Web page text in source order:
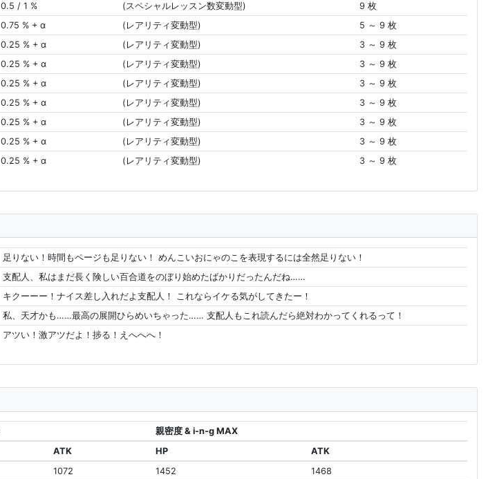
0.5 / 1 % (スペシャルレッスン数変動型)
9 枚
0.75 % + α (レアリティ変動型)
5 ～ 9 枚
0.25 % + α (レアリティ変動型)
3 ～ 9 枚
0.25 % + α (レアリティ変動型)
3 ～ 9 枚
0.25 % + α (レアリティ変動型)
3 ～ 9 枚
0.25 % + α (レアリティ変動型)
3 ～ 9 枚
0.25 % + α (レアリティ変動型)
3 ～ 9 枚
0.25 % + α (レアリティ変動型)
3 ～ 9 枚
0.25 % + α (レアリティ変動型) 3 ～ 9 枚
足りない！時間もページも足りない！ めんこいおにゃのこを表現するには全然足りない！
支配人、私はまだ長く険しい百合道をのぼり始めたばかりだったんだね……
キクーーー！ナイス差し入れだよ支配人！ これならイケる気がしてきたー！
私、天才かも……最高の展開ひらめいちゃった…… 支配人もこれ読んだら絶対わかってくれるって！
アツい！激アツだよ！捗る！えへへへ！
親密度 & i-n-g MAX
ATK HP
ATK
1072 1452
1468